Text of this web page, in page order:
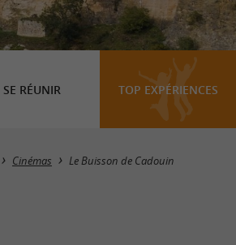
SE RÉUNIR TOP EXPÉRIENCES
Masquer la carte
Cinémas Le Buisson de Cadouin